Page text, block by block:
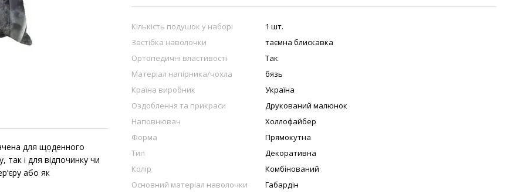
для щоденного
і для відпочинку чи
або як
Кількість подушок у наборі
1 шт.
Застібка наволочки
таємна блискавка
Ортопедичні властивості
Так
Матеріал напірника/чохла
бязь
Країна виробник
Україна
Оздоблення та прикраси
Друкований малюнок
Наповнювач
Холлофайбер
Форма
Прямокутна
Тип
Декоративна
Колір
Комбінований
Основний матеріал наволочки
Габардін